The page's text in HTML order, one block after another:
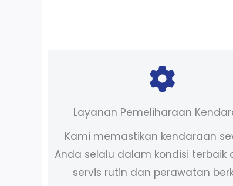
Layanan Pemeliharaan
Kami memastikan kendaraan
Anda selalu dalam kondisi terbaik
servis rutin dan perawatan